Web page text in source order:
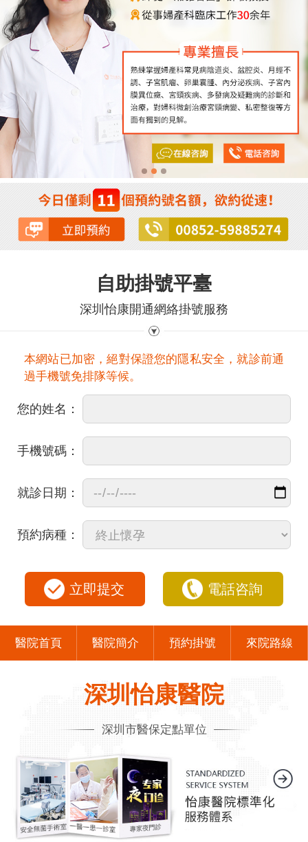
自助掛號平臺
深圳怡康開通網絡掛號服務
本網站已加密，絕對保證您的隱私安全，就診前通
過手機號免排隊等候。
您的姓名：
手機號碼：
就診日期：
預約病種：
立即提交 電話咨詢
醫院首頁 醫院簡介 預約掛號 來院路線
深圳怡康醫院
深圳市醫保定點單位